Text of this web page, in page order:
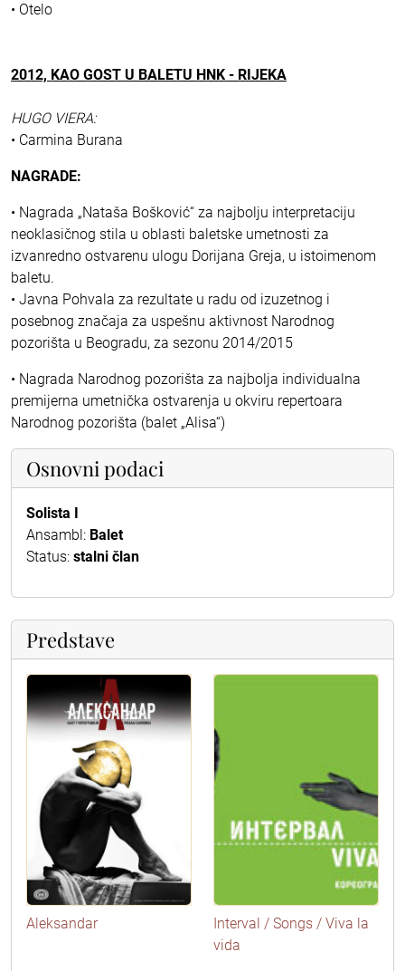
• Otelo
2012, KAO GOST U BALETU HNK - RIJEKA
HUGO VIERA:
• Carmina Burana
NAGRADE:
• Nagrada „Nataša Bošković“ za najbolju interpretaciju
neoklasičnog stila u oblasti baletske umetnosti za
izvanredno ostvarenu ulogu Dorijana Greja, u istoimenom
baletu.
• Javna Pohvala za rezultate u radu od izuzetnog i
posebnog značaja za uspešnu aktivnost Narodnog
pozorišta u Beogradu, za sezonu 2014/2015
• Nagrada Narodnog pozorišta za najbolja individualna
premijerna umetnička ostvarenja u okviru repertoara
Narodnog pozorišta (balet „Alisa“)
Osnovni podaci
Solista I
Ansambl: Balet
Status: stalni član
Predstave
Aleksandar
Interval / Songs / Viva la
vida